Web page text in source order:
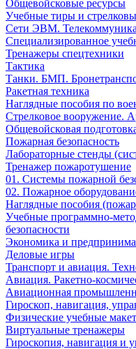
Общевойсковые ресурсы
Учебные тиры и
Сети ЭВМ.
Специализированное
Тренажеры спецтехники
Тактика
Танки. БМП.
Ракетная техника
Наглядные пособия по
Стрелковое вооружение.
Общевойсковая
Пожарная безопасность
Лабораторные стенды
Тренажер пожаротушение
01. Системы пожарной
02. Пожарное
Наглядные пособия
Учебные программно-
безопасности
Экономика и
Деловые игры
Транспорт и авиация.
Авиация. Ракетно-
Авиационная
Гироскоп, навигация,
Физические учебные
Виртуальные тренажеры
Гироскопия, навигация и